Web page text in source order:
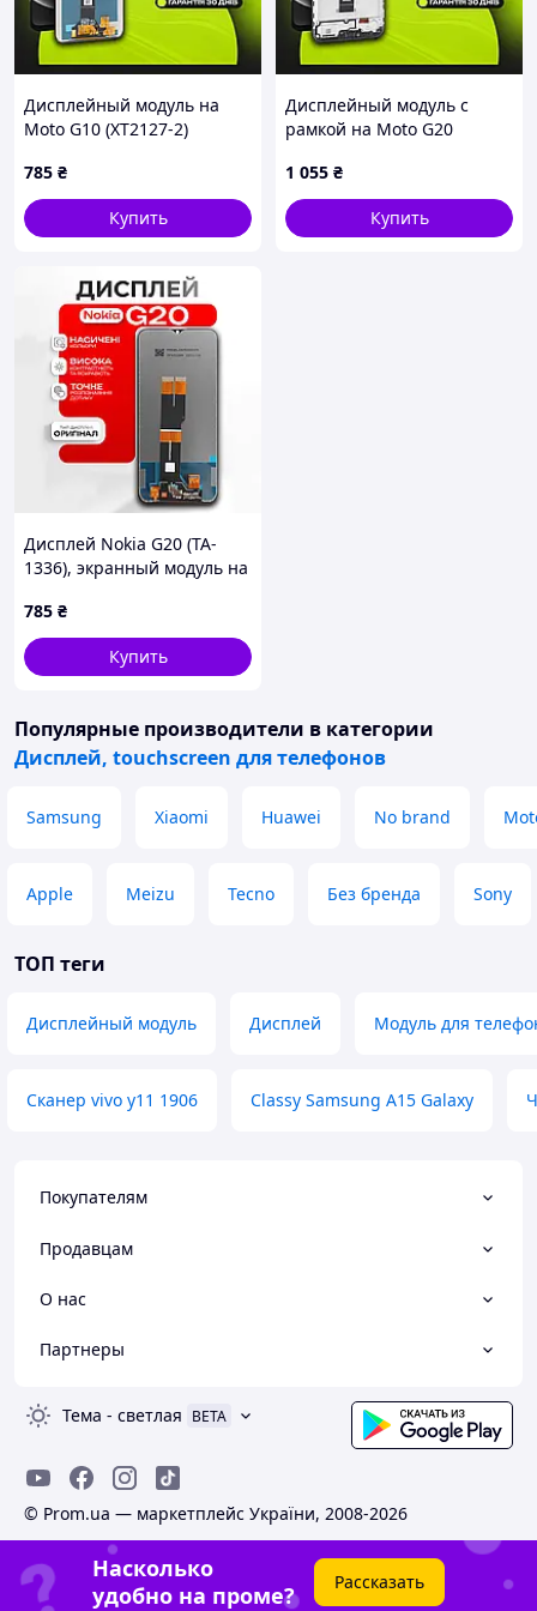
Дисплейный модуль на
Moto G10 (XT2127-2)
экран для Мото Г10
785 ₴
Купить
Дисплейный модуль с
рамкой на Moto G20
тачскрином), экран для
Мото Г20
1 055 ₴
Купить
Дисплей Nokia G20 (TA-
1336), экранный модуль на
785 ₴
Купить
Популярные производители в категории
Дисплей, touchscreen для телефонов
Samsung Xiaomi Huawei No brand
Apple Meizu Tecno Без бренда Sony
ТОП теги
Дисплейный модуль Дисплей Модуль для
Сканер vivo y11 1906 Classy Samsung A15 Galaxy
Покупателям
Продавцам
О нас
Партнеры
Тема - светлая BETA
© Prom.ua — маркетплейс України, 2008-2026
Насколько
удобно на проме?
Рассказать